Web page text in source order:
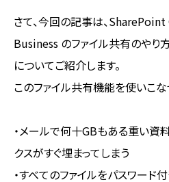
さて、今回の記事は、
Business のファイル共有のやり
についてご紹介します。
このファイル共有機能を使いこ
・メールで何十GBもある重い資
クスがすぐ埋まってしまう
・すべてのファイルをパスワード